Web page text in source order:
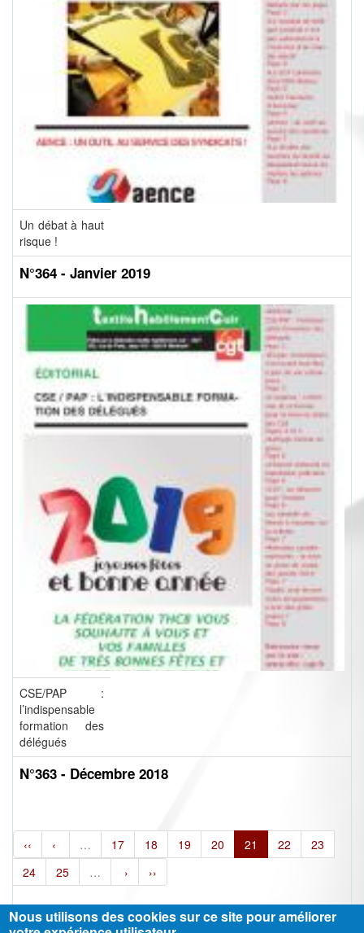
Un débat à haut
risque !
N°364 - Janvier 2019
CSE/PAP :
l’indispensable
formation des
délégués
N°363 - Décembre 2018
‹‹ ‹ … 17 18 19 20 21 22
23
24
25 … › ››
Nous utilisons des cookies sur ce site pour améliorer